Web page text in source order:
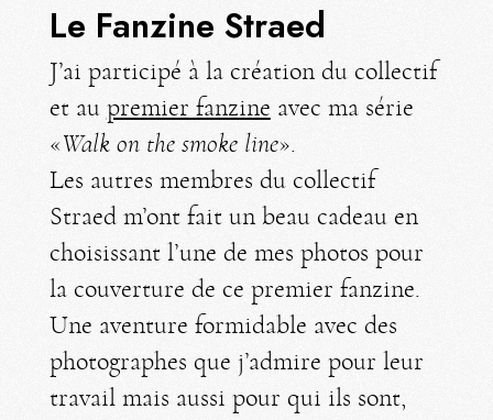
Le Fanzine Straed
J’ai participé à la création du collectif
et au premier fanzine avec ma série
«Walk on the smoke line».
Les autres membres du collectif
Straed m’ont fait un beau cadeau en
choisissant l’une de mes photos pour
la couverture de ce premier fanzine.
Une aventure formidable avec des
photographes que j’admire pour leur
travail mais aussi pour qui ils sont,